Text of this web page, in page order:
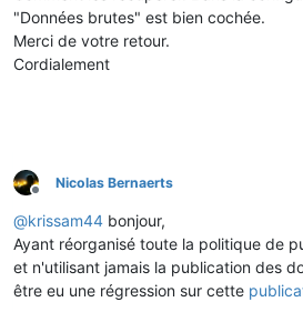
"Données brutes" est bien cochée.
Merci de votre retour.
Cordialement
Offline
Nicolas Bernaerts
@krissam44 bonjour,
Ayant réorganisé toute la politique de
et n'utilisant jamais la publication des
être eu une régression sur cette